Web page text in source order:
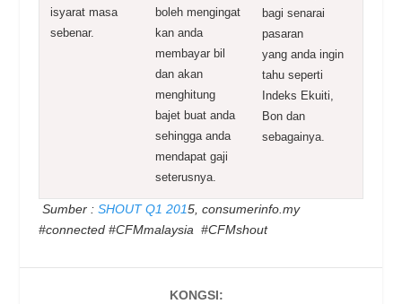
isyarat masa
sebenar.
boleh mengingat
kan anda
membayar bil
dan akan
menghitung
bajet buat anda
sehingga anda
mendapat gaji
seterusnya.
bagi senarai
pasaran
yang anda ingin
tahu seperti
Indeks Ekuiti,
Bon dan
sebagainya.
Sumber : SHOUT Q1 2015, consumerinfo.my
#connected #CFMmalaysia #CFMshout
KONGSI: